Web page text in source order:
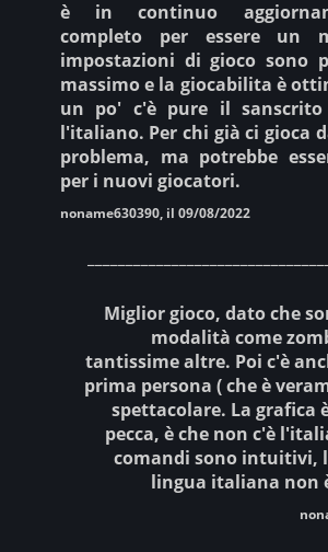
è in continuo
completo per essere un
impostazioni di gioco sono
massimo e la giocabilita è
un po' c'è pure il
l'italiano. Per chi già ci gioca
problema, ma potrebbe
per i nuovi giocatori.
noname630390, il 09/08/2022
Miglior gioco, dato che
modalità come
tantissime altre. Poi c'è
prima persona ( che è
spettacolare. La grafica
pecca, è che non c'è
comandi sono intuitivi,
lingua italiana non